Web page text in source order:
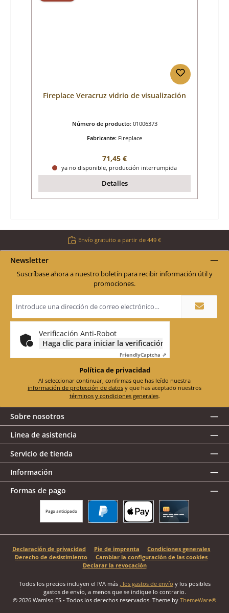
Fireplace Veracruz vidrio de visualización
Número de producto: 01006373
Fabricante: Fireplace
Precio normal:
71,45 €
ya no disponible, producción interrumpida
Detalles
Envío gratuito a partir de 449 €
Newsletter
Suscríbase ahora a nuestro boletín para recibir información útil y
promociones.
Dirección
de
electrónico
Verificación Anti-Robot
Haga clic para iniciar la verificación
FriendlyCaptcha ⇗
Política de privacidad
información de protección de datos
términos y condiciones generales.
Sobre nosotros
Línea de asistencia
Servicio de tienda
Información
Formas de pago
Pago anticipado
Declaración de privacidad Pie de imprenta
Condiciones generales
Derecho de desistimiento
Cambiar la configuración de las cookies
Declarar la revocación
Todos los precios incluyen el IVA más , los gastos de envío y los posibles
gastos de envío, a menos que se indique lo contrario.
© 2026 Wamiso ES - Todos los derechos reservados. Theme by ThemeWare®